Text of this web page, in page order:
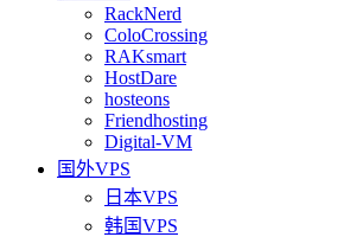
RackNerd
ColoCrossing
RAKsmart
HostDare
hosteons
Friendhosting
Digital-VM
国外VPS
日本VPS
韩国VPS